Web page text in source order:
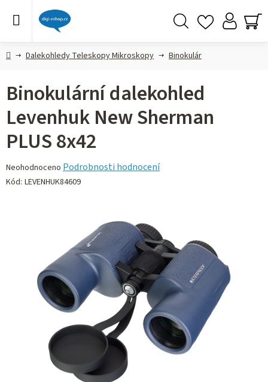
DomůDalekohledy Teleskopy Mikroskopy Binokulár
Binokulární dalekohled
Levenhuk New Sherman
PLUS 8x42
Průměrné
hodnocení
Neohodnoceno Podrobnosti hodnocení
Kód: LEVENHUK84609